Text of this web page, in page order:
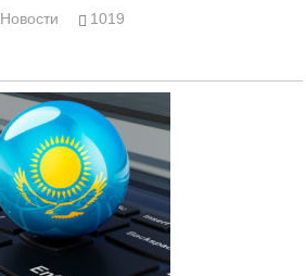
Новости 1019